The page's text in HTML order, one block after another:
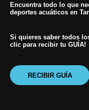
Encuentra todo lo que
deportes acuáticos en
Si quieres saber todos
clic para recibir tu GUÍA!
RECIBIR GUÍA